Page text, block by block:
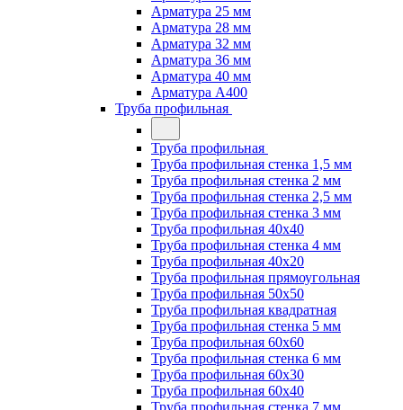
Арматура 25 мм
Арматура 28 мм
Арматура 32 мм
Арматура 36 мм
Арматура 40 мм
Арматура А400
Труба профильная
Труба профильная
Труба профильная стенка 1,5 мм
Труба профильная стенка 2 мм
Труба профильная стенка 2,5 мм
Труба профильная стенка 3 мм
Труба профильная 40х40
Труба профильная стенка 4 мм
Труба профильная 40х20
Труба профильная прямоугольная
Труба профильная 50х50
Труба профильная квадратная
Труба профильная стенка 5 мм
Труба профильная 60х60
Труба профильная стенка 6 мм
Труба профильная 60х30
Труба профильная 60х40
Труба профильная стенка 7 мм